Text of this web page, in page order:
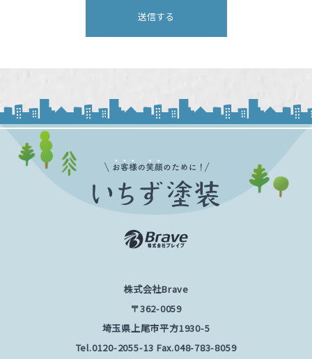
株式会社Brave
〒362-0059
埼玉県上尾市平方1930-5
Tel.0120-2055-13 Fax.048-783-8059